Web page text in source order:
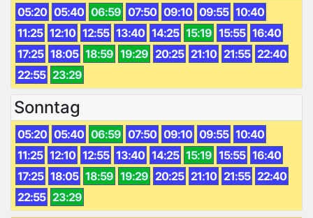
05:20 05:40 06:59 07:50 09:10 09:55 10:40
11:25 12:10 12:55 13:40 14:25 15:19 15:55 16:40
17:25 18:05 18:59 19:29 20:25 21:10 21:55 22:40
22:55 23:29
Sonntag
05:20 05:40 06:59 07:50 09:10 09:55 10:40
11:25 12:10 12:55 13:40 14:25 15:19 15:55 16:40
17:25 18:05 18:59 19:29 20:25 21:10 21:55 22:40
22:55 23:29